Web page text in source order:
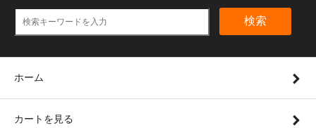
検索
ホーム
カートを見る